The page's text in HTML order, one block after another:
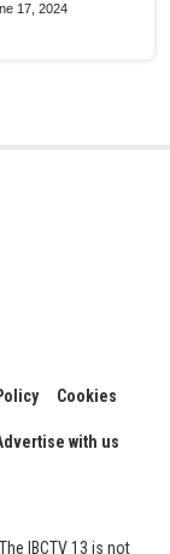
17, 2024
Cookies
with us
IBCTV 13 is not